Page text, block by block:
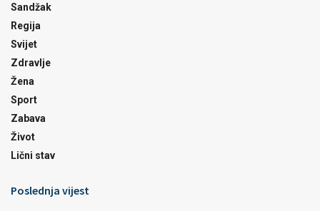
Sandžak
Regija
Svijet
Zdravlje
Žena
Sport
Zabava
Život
Lični stav
Poslednja vijest